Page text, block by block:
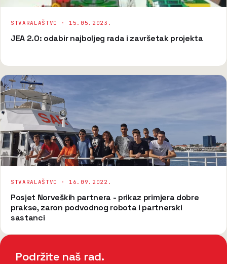
STVARALAŠTVO · 15.05.2023.
JEA 2.0: odabir najboljeg rada i završetak projekta
STVARALAŠTVO · 16.09.2022.
Posjet Norveških partnera - prikaz primjera dobre
prakse, zaron podvodnog robota i partnerski
sastanci
Podržite naš rad.